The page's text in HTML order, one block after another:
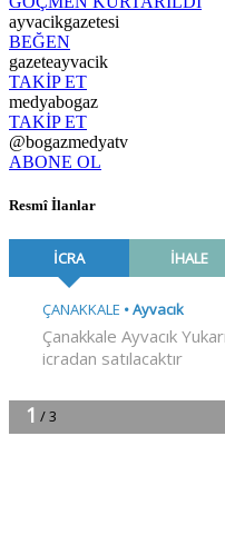
ayvacikgazetesi
BEĞEN
gazeteayvacik
TAKİP ET
medyabogaz
TAKİP ET
@bogazmedyatv
ABONE OL
Resmî İlanlar